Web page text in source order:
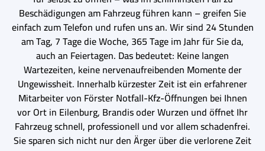
Beschädigungen am Fahrzeug führen kann – greifen Sie
einfach zum Telefon und rufen uns an. Wir sind 24 Stunden
am Tag, 7 Tage die Woche, 365 Tage im Jahr für Sie da,
auch an Feiertagen. Das bedeutet: Keine langen
Wartezeiten, keine nervenaufreibenden Momente der
Ungewissheit. Innerhalb kürzester Zeit ist ein erfahrener
Mitarbeiter von Förster Notfall-Kfz-Öffnungen bei Ihnen
vor Ort in Eilenburg, Brandis oder Wurzen und öffnet Ihr
Fahrzeug schnell, professionell und vor allem schadenfrei.
Sie sparen sich nicht nur den Ärger über die verlorene Zeit